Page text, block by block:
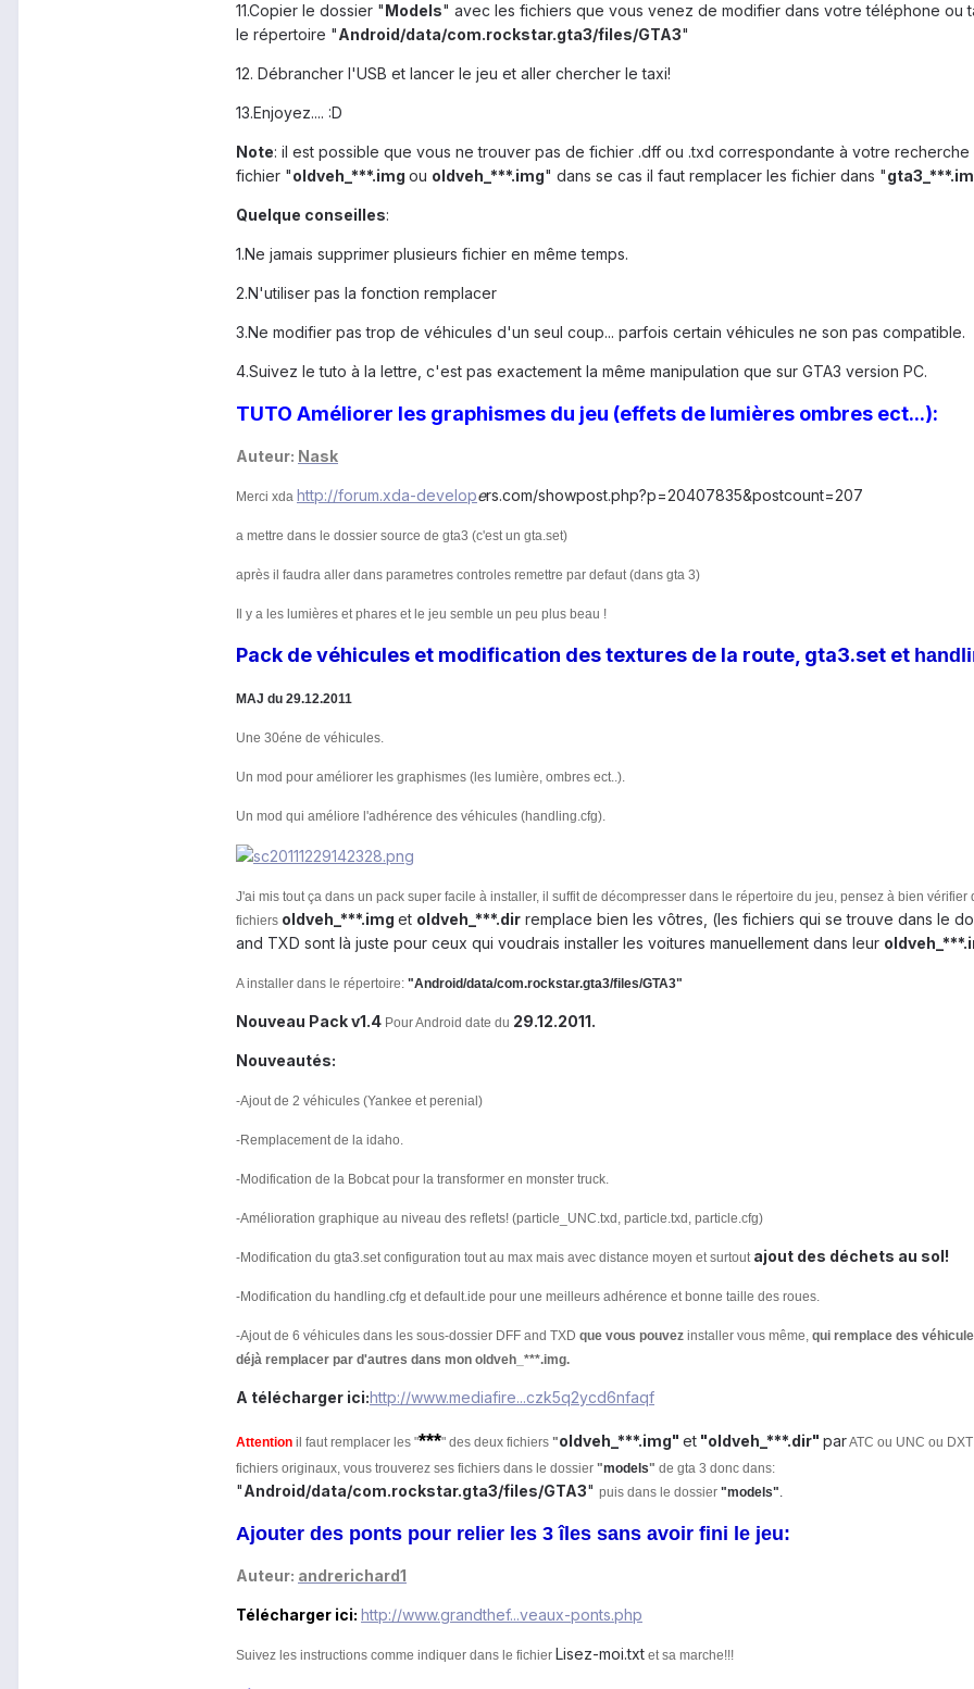
11.Copier le dossier "Models" avec les fichiers que vous venez de modifier dans votre téléphone ou
le répertoire "Android/data/com.rockstar.gta3/files/GTA3"
12. Débrancher l'USB et lancer le jeu et aller chercher le taxi!
13.Enjoyez.... :D
Note: il est possible que vous ne trouver pas de fichier .dff ou .txd correspondante à votre recherche
fichier "oldveh_***.img ou oldveh _***.img" dans se cas il faut remplacer les fichier dans "
Quelque conseilles:
1.Ne jamais supprimer plusieurs fichier en même temps.
2.N'utiliser pas la fonction remplacer
3.Ne modifier pas trop de véhicules d'un seul coup... parfois certain véhicules ne son pas compatible.
4.Suivez le tuto à la lettre, c'est pas exactement la même manipulation que sur GTA3 version PC.
TUTO Améliorer les graphismes du jeu (effets de lumières ombres ect...):
Auteur: Nask
Merci xda http://forum.xda-developers.com/showpost.php?p=20407835&postcount=207
a mettre dans le dossier source de gta3 (c'est un gta.set)
après il faudra aller dans parametres controles remettre par defaut (dans gta 3)
Il y a les lumières et phares et le jeu semble un peu plus beau !
Pack de véhicules et modification des textures de la route, gta3.set et
MAJ du 29.12.2011
Une 30éne de véhicules.
Un mod pour améliorer les graphismes (les lumière, ombres ect..).
Un mod qui améliore l'adhérence des véhicules (handling.cfg).
J'ai mis tout ça dans un pack super facile à installer, il suffit de décompresser dans le répertoire du jeu, pensez à bien vérifier
fichiers oldveh_***.img et oldveh_***.dir remplace bien les vôtres, (les fichiers qui se trouve dans le
and TXD sont là juste pour ceux qui voudrais installer les voitures manuellement dans leur
A installer dans le répertoire: "Android/data/com.rockstar.gta3/files/GTA3"
Nouveau Pack v1.4 Pour Android date du 29.12.2011.
Nouveautés:
-Ajout de 2 véhicules (Yankee et perenial)
-Remplacement de la idaho.
-Modification de la Bobcat pour la transformer en monster truck.
-Amélioration graphique au niveau des reflets! (particle_UNC.txd, particle.txd, particle.cfg)
-Modification du gta3.set configuration tout au max mais avec distance moyen et surtout ajout des déchets au sol!
-Modification du handling.cfg et default.ide pour une meilleurs adhérence et bonne taille des roues.
-Ajout de 6 véhicules dans les sous-dossier DFF and TXD que vous pouvez installer vous même, qui remplace des
déjà remplacer par d'autres dans mon oldveh_***.img.
A télécharger ici:http://www.mediafire...czk5q2ycd6nfaqf
Attention il faut remplacer les "***" des deux fichiers "oldveh_***.img" et "oldveh_***.dir" parATC ou UNC ou
fichiers originaux, vous trouverez ses fichiers dans le dossier "models" de gta 3 donc dans:
"Android/data/com.rockstar.gta3/files/GTA3" puis dans le dossier "models"
Ajouter des ponts pour relier les 3 îles sans avoir fini le jeu:
Auteur: andrerichard1
Télécharger ici: http://www.grandthef...veaux-ponts.php
Suivez les instructions comme indiquer dans le fichier Lisez-moi.txt et sa marche!!!